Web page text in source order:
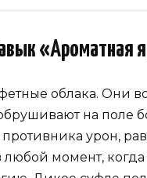
«Ароматная
облака. Они
обрушивают на
урон,
любой момент,